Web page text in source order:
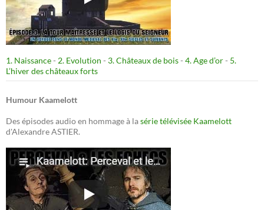
1. Naissance- 2. Evolution - 3. Châteaux de bois- 4. Age d’or- 5.
L’hiver des châteaux forts
Humour Kaamelott
Des épisodes audio en hommage à lasérie télévisée Kaamelott
d'Alexandre ASTIER.